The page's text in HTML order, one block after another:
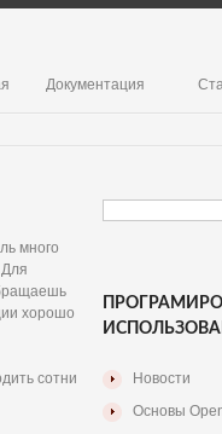
Документация
много
хорошо
сотни
Новости
Основы